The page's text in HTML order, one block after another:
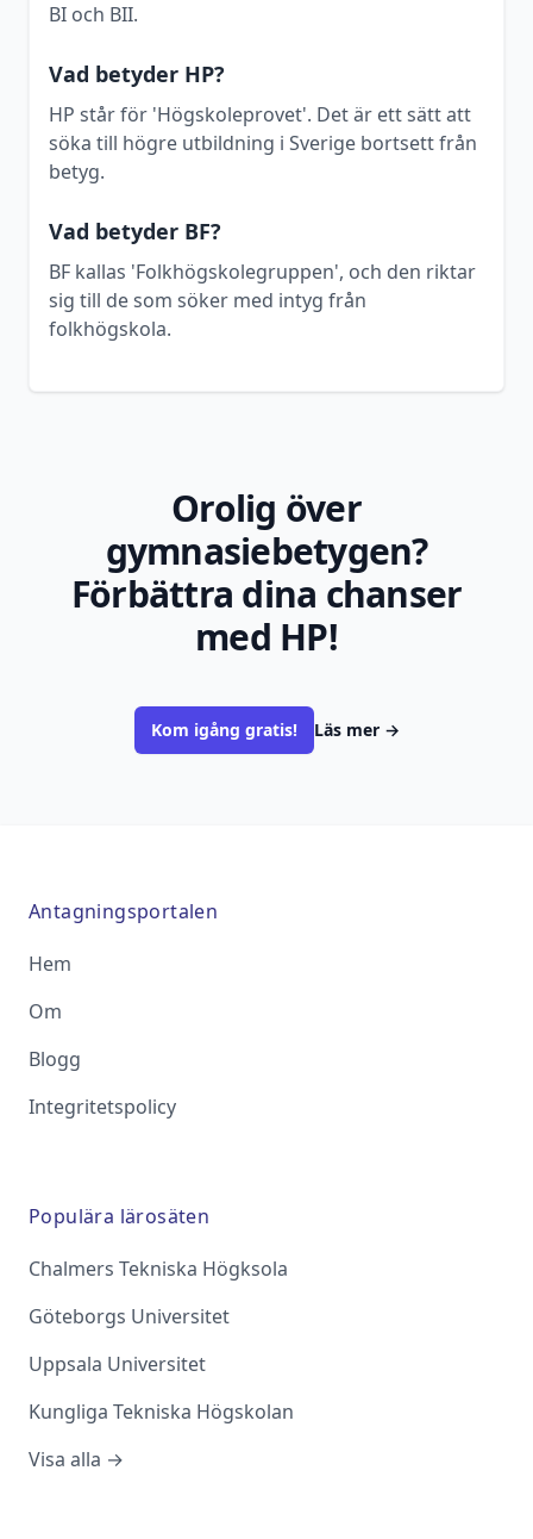
BI och BII.
Vad betyder HP?
HP står för 'Högskoleprovet'. Det är ett sätt att
söka till högre utbildning i Sverige bortsett från
betyg.
Vad betyder BF?
BF kallas 'Folkhögskolegruppen', och den riktar
sig till de som söker med intyg från
folkhögskola.
Orolig över
gymnasiebetygen?
Förbättra dina chanser
med HP!
Kom igång gratis! Läs mer →
Antagningsportalen
Hem
Om
Blogg
Integritetspolicy
Populära lärosäten
Chalmers Tekniska Högksola
Göteborgs Universitet
Uppsala Universitet
Kungliga Tekniska Högskolan
Visa alla →